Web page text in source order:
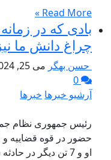
Read More »
بادی که در
چراغ دانش ما
حسن بهگر می 25, 2024
آرشیو خبرها خبرها
رئیس جمهوری نظام
حضور در قوه قضاییه
او و 7 تن دیگر در